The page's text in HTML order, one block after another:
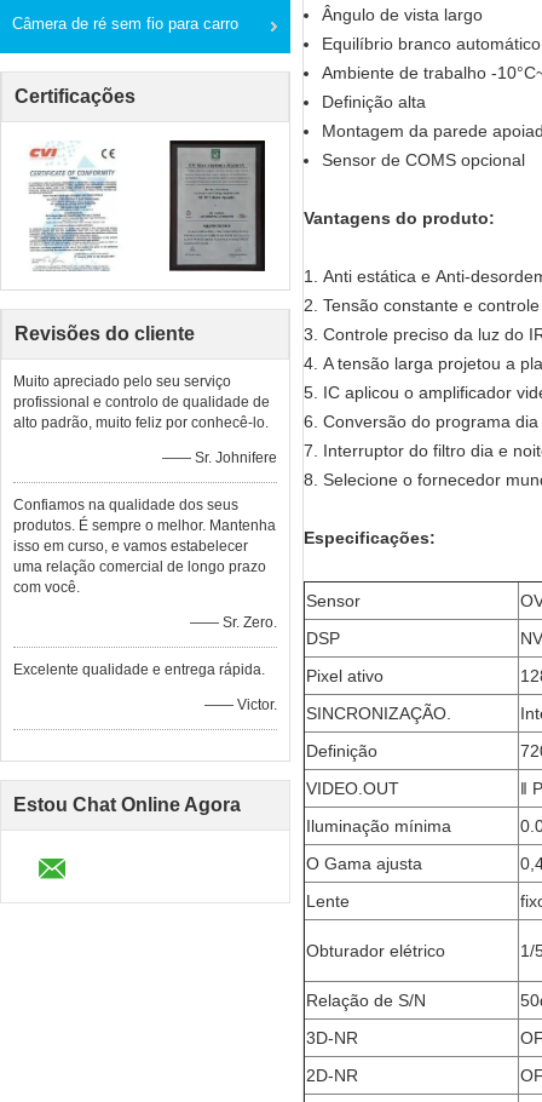
Câmera de ré sem fio para carro
Certificações
Revisões do cliente
Muito apreciado pelo seu serviço
profissional e controlo de qualidade de
alto padrão, muito feliz por conhecê-lo.
—— Sr. Johnifere
Confiamos na qualidade dos seus
produtos. É sempre o melhor. Mantenha
isso em curso, e vamos estabelecer
uma relação comercial de longo prazo
com você.
—— Sr. Zero.
Excelente qualidade e entrega rápida.
—— Victor.
Estou Chat Online Agora
Ângulo de vista largo
Equilíbrio branco automático
Ambiente de trabalho -
Definição alta
Montagem da parede
Sensor de COMS opcional
Vantagens do produto:
1. Anti estática e Anti-
2. Tensão constante e
3. Controle preciso da luz do
4. A tensão larga projetou a
5. IC aplicou o amplificador
6. Conversão do programa
7. Interruptor do filtro dia e
8. Selecione o fornecedor
Especificações:
Sensor
DSP
Pixel ativo
SINCRONIZAÇÃO.
Definição
VIDEO.OUT
‖
Iluminação mínima
O Gama ajusta
Lente
Obturador elétrico 1/
Relação de S/N
3D-NR
2D-NR